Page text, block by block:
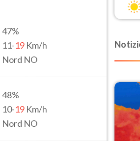
47%
11-19 Km/h
Nord NO
48%
10-19 Km/h
Nord NO